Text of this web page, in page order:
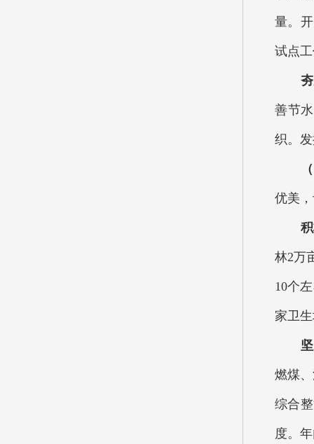
量。
试点
夯
善节
织。
（四
优美
积
林2万
10个
家卫
坚决
燃煤
综合
度。